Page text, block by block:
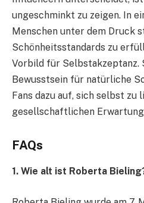
ungeschminkt zu zeigen. In
Menschen unter dem Druck
Schönheitsstandards zu
Vorbild für Selbstakzeptanz.
Bewusstsein für natürliche
Fans dazu auf, sich selbst zu
gesellschaftlichen
FAQs
1. Wie alt ist Roberta